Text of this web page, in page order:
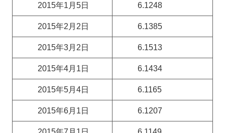
2015年1月5日 6.1248
2015年2月2日 6.1385
2015年3月2日 6.1513
2015年4月1日 6.1434
2015年5月4日 6.1165
2015年6月1日 6.1207